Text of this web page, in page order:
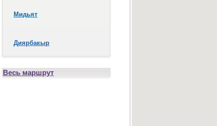
Мидьят
Диярбакыр
Весь маршрут